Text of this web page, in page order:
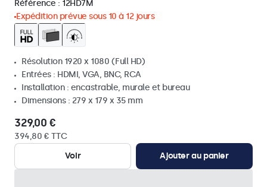
Référence : 12HD7M
Expédition prévue sous 10 à 12 jours
Résolution 1920 x 1080 (Full HD)
Entrées : HDMI, VGA, BNC, RCA
Installation : encastrable, murale et bureau
Dimensions : 279 x 179 x 35 mm
329,00 €
394,80 € TTC
Voir
Ajouter au panier